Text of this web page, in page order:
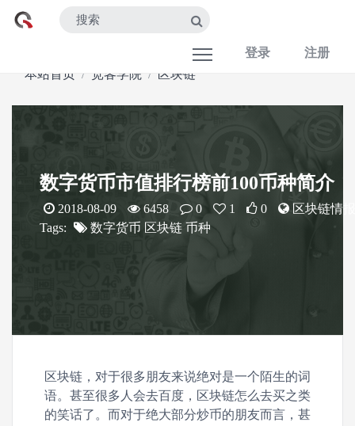
登录
注册
本站首页
宽客学院 区块链
数字货币市值排行榜前100币种简介
2018-08-09 6458 0 1 0
区块链情
Tags:
数字货币 区块链 币种
区块链，对于很多朋友来说绝对是一个陌生的词
语。甚至很多人会去百度，区块链怎么去买之类
的笑话了。而对于绝大部分炒币的朋友而言，甚